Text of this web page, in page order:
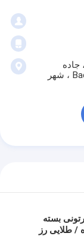
3F ، کارخانه ششم ، پارک صنعتی Tangzhong ، جاده
Hengnan ، Gushu ، شهر Xixiang ، منطقه Baoan ، شهر
بسته
/ طلایی رز